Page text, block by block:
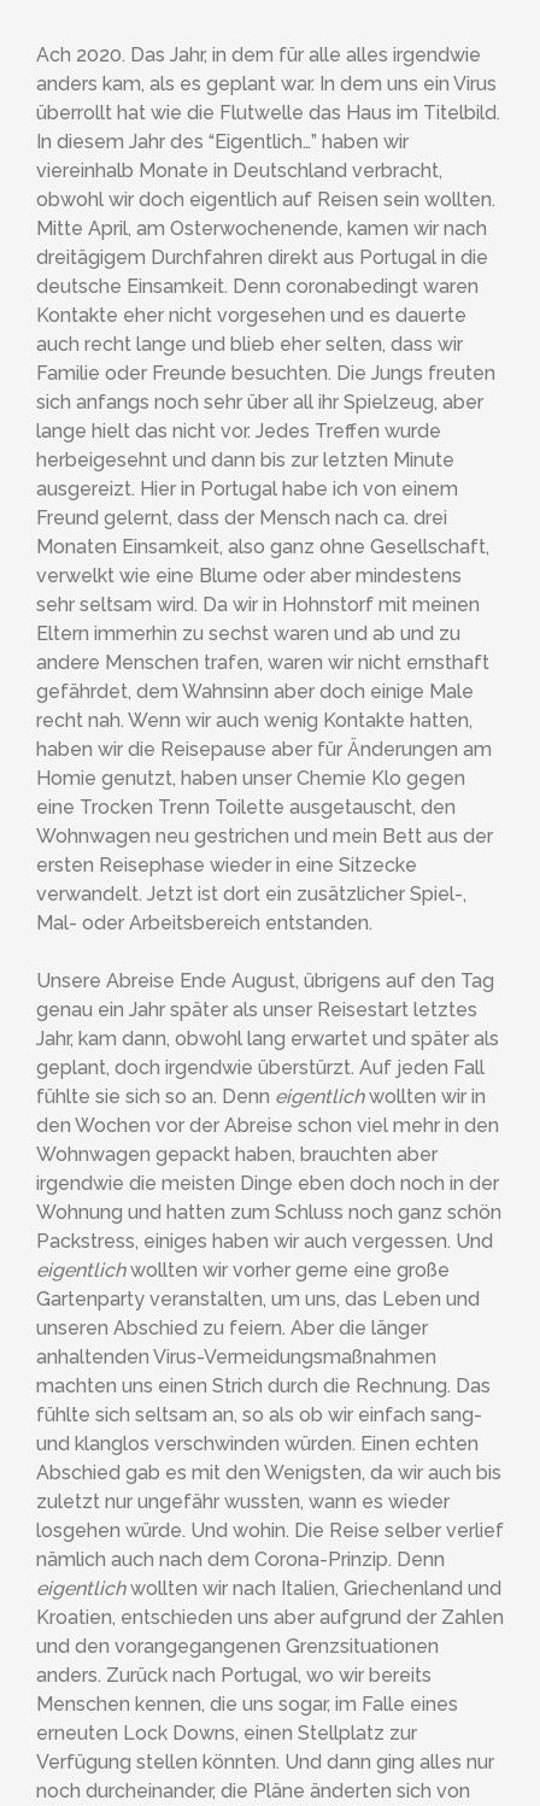
Ach 2020. Das Jahr, in dem für alle alles irgendwie
anders kam, als es geplant war. In dem uns ein Virus
überrollt hat wie die Flutwelle das Haus im Titelbild.
In diesem Jahr des “Eigentlich…” haben wir
viereinhalb Monate in Deutschland verbracht,
obwohl wir doch eigentlich auf Reisen sein wollten.
Mitte April, am Osterwochenende, kamen wir nach
dreitägigem Durchfahren direkt aus Portugal in die
deutsche Einsamkeit. Denn coronabedingt waren
Kontakte eher nicht vorgesehen und es dauerte
auch recht lange und blieb eher selten, dass wir
Familie oder Freunde besuchten. Die Jungs freuten
sich anfangs noch sehr über all ihr Spielzeug, aber
lange hielt das nicht vor. Jedes Treffen wurde
herbeigesehnt und dann bis zur letzten Minute
ausgereizt. Hier in Portugal habe ich von einem
Freund gelernt, dass der Mensch nach ca. drei
Monaten Einsamkeit, also ganz ohne Gesellschaft,
verwelkt wie eine Blume oder aber mindestens
sehr seltsam wird. Da wir in Hohnstorf mit meinen
Eltern immerhin zu sechst waren und ab und zu
andere Menschen trafen, waren wir nicht ernsthaft
gefährdet, dem Wahnsinn aber doch einige Male
recht nah. Wenn wir auch wenig Kontakte hatten,
haben wir die Reisepause aber für Änderungen am
Homie genutzt, haben unser Chemie Klo gegen
eine Trocken Trenn Toilette ausgetauscht, den
Wohnwagen neu gestrichen und mein Bett aus der
ersten Reisephase wieder in eine Sitzecke
verwandelt. Jetzt ist dort ein zusätzlicher Spiel-,
Mal- oder Arbeitsbereich entstanden.
Unsere Abreise Ende August, übrigens auf den Tag
genau ein Jahr später als unser Reisestart letztes
Jahr, kam dann, obwohl lang erwartet und später als
geplant, doch irgendwie überstürzt. Auf jeden Fall
fühlte sie sich so an. Denn eigentlichwollten wir in
den Wochen vor der Abreise schon viel mehr in den
Wohnwagen gepackt haben, brauchten aber
irgendwie die meisten Dinge eben doch noch in der
Wohnung und hatten zum Schluss noch ganz schön
Packstress, einiges haben wir auch vergessen. Und
eigentlichwollten wir vorher gerne eine große
Gartenparty veranstalten, um uns, das Leben und
unseren Abschied zu feiern. Aber die länger
anhaltenden Virus-Vermeidungsmaßnahmen
machten uns einen Strich durch die Rechnung. Das
fühlte sich seltsam an, so als ob wir einfach sang-
und klanglos verschwinden würden. Einen echten
Abschied gab es mit den Wenigsten, da wir auch bis
zuletzt nur ungefähr wussten, wann es wieder
losgehen würde. Und wohin. Die Reise selber verlief
nämlich auch nach dem Corona-Prinzip. Denn
eigentlichwollten wir nach Italien, Griechenland und
Kroatien, entschieden uns aber aufgrund der Zahlen
und den vorangegangenen Grenzsituationen
anders. Zurück nach Portugal, wo wir bereits
Menschen kennen, die uns sogar, im Falle eines
erneuten Lock Downs, einen Stellplatz zur
Verfügung stellen könnten. Und dann ging alles nur
noch durcheinander, die Pläne änderten sich von